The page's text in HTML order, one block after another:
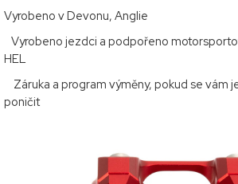
Vyrobeno v Devonu, Anglie
Vyrobeno jezdci a podpořeno
HEL
Záruka a program výměny, pokud se vám
poničit